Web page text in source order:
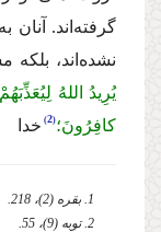
گرفته‌اند. آنان
نشده‌اند،
یُرِیدُ اللهُ
كافِرُونَ؛ 2 خدا
1. بقره (2)، 218.
2. توبه (9)، 55.